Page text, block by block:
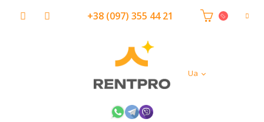
Ua
+38 (097) 355 44 21